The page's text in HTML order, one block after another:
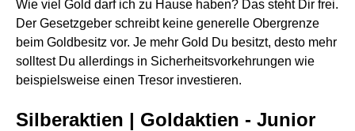
Wie viel Gold darf ich zu Hause haben? Das steht Dir frei.
Der Gesetzgeber schreibt keine generelle Obergrenze
beim Goldbesitz vor. Je mehr Gold Du besitzt, desto mehr
solltest Du allerdings in Sicherheitsvorkehrungen wie
beispielsweise einen Tresor investieren.
Silberaktien | Goldaktien - Junior